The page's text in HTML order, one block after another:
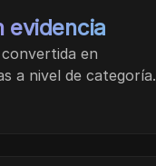
evidencia
en
a nivel de categoría.